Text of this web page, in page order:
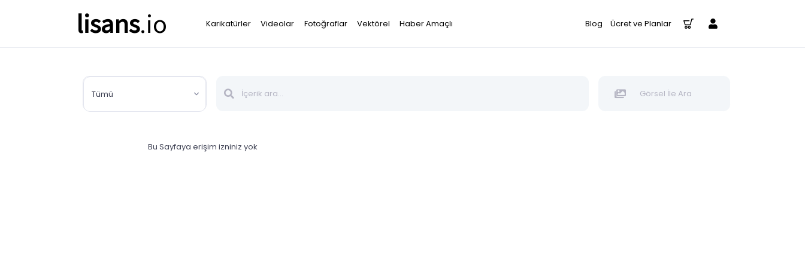
lisans.io Karikatürler Videolar Fotoğraflar Vektörel Haber Amaçlı Blog Ücret ve Planlar
Tümü Görsel İle Ara
Bu Sayfaya erişim izniniz yok